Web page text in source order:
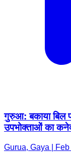
गुरुआ: बकाया बिल
उपभोक्ताओं का
Gurua, Gaya |